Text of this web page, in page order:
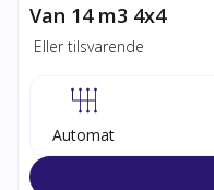
Van 14 m3 4x4
Eller tilsvarende
Automat